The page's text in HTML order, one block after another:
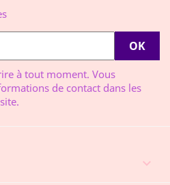
à tout moment. Vous
de contact dans les
